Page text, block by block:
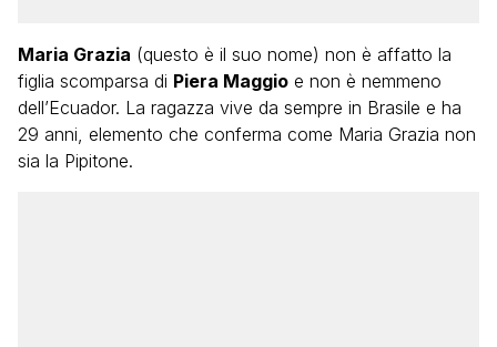
Maria Grazia (questo è il suo nome) non è affatto la
figlia scomparsa di Piera Maggio e non è nemmeno
dell’Ecuador. La ragazza vive da sempre in Brasile e ha
29 anni, elemento che conferma come Maria Grazia non
sia la Pipitone.